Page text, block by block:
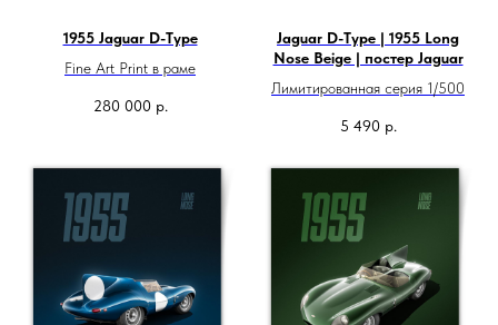
1955 Jaguar D-Type
Fine Art Print в раме
280 000 р.
Jaguar D-Type | 1955 Long
Nose Beige | постер Jaguar
Лимитированная серия 1/500
5 490 р.